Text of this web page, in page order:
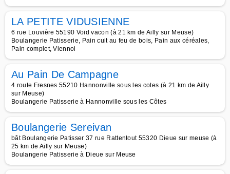
LA PETITE VIDUSIENNE
6 rue Louvière 55190 Void vacon (à 21 km de Ailly sur Meuse)
Boulangerie Patisserie, Pain cuit au feu de bois, Pain aux céréales,
Pain complet, Viennoi
Au Pain De Campagne
4 route Fresnes 55210 Hannonville sous les cotes (à 21 km de Ailly
sur Meuse)
Boulangerie Patisserie à Hannonville sous les Côtes
Boulangerie Sereivan
bât Boulangerie Patisser 37 rue Rattentout 55320 Dieue sur meuse (à
25 km de Ailly sur Meuse)
Boulangerie Patisserie à Dieue sur Meuse